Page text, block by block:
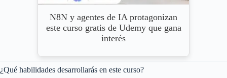
N8N y agentes de IA protagonizan
este curso gratis de Udemy que gana
interés
¿Qué habilidades desarrollarás en este curso?